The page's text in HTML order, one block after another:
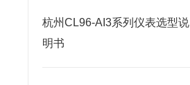
杭州CL96-AI3系列仪表选型说
明书